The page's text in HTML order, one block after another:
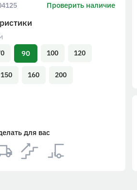
Проверить наличие
90 100 120
150 160 200
для вас